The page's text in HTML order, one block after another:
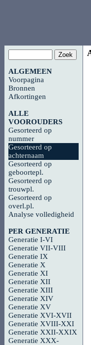
ALGEMEEN
Voorpagina
Bronnen
Afkortingen
ALLE
VOOROUDERS
Gesorteerd op
nummer
Gesorteerd op
achternaam
Gesorteerd op
geboortepl.
Gesorteerd op
trouwpl.
Gesorteerd op
overl.pl.
Analyse volledigheid
PER GENERATIE
Generatie I-VI
Generatie VII-VIII
Generatie IX
Generatie X
Generatie XI
Generatie XII
Generatie XIII
Generatie XIV
Generatie XV
Generatie XVI-XVII
Generatie XVIII-XXI
Generatie XXII-XXIX
Generatie XXX-